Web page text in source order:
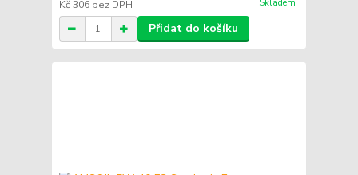
Kč 306 bez DPH Skladem
Přidat do košíku